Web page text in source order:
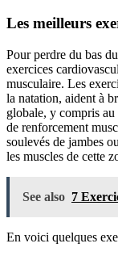
Les meilleurs
Pour perdre du bas
exercices
musculaire. Les
la natation, aident à
globale, y compris
de renforcement
soulevés de jambes
les muscles de cette
See also 7
En voici quelques